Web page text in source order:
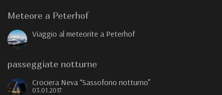
Meteore a Peterhof
Viaggio al meteorite a Peterhof
passeggiate notturne
Crociera Neva “Sassofono notturno”
03.01.2017